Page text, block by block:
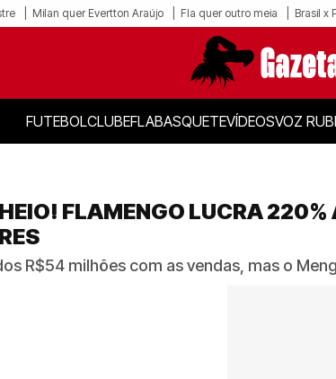
Milan quer Evertton Araújo Fla quer outro meia Brasil x
FUTEBOLCLUBEFLABASQUETEVÍDEOSVOZ
FLAMENGO LUCRA
R$54 milhões com as vendas, mas o